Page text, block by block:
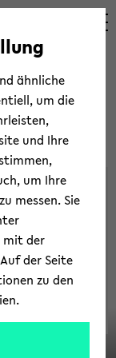
ähnliche
um die
und Ihre
um Ihre
messen. Sie
mit der
der Seite
zu den